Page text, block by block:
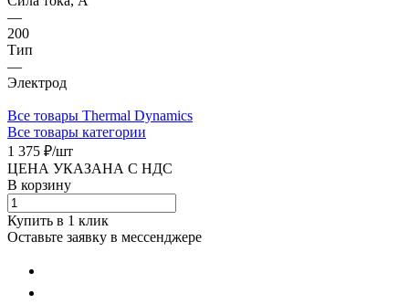
—
200
Тип
—
Электрод
Все товары Thermal Dynamics
Все товары категории
1 375 ₽/шт
ЦЕНА УКАЗАНА С НДС
В корзину
Купить в 1 клик
Оставьте заявку в мессенджере